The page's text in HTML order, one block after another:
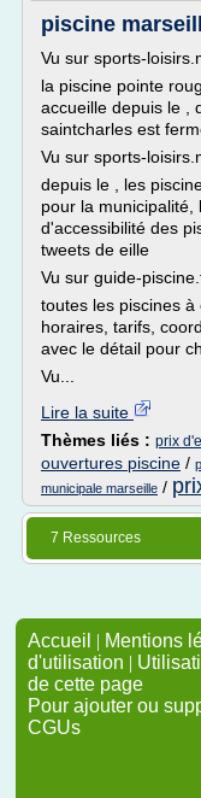
piscine
Vu sur sports-
la piscine pointe
accueille depuis le ,
saintcharles est
Vu sur sports-
depuis le , les
pour la
d'accessibilité des
tweets de eille
Vu sur guide-
toutes les piscines à
horaires, tarifs,
avec le détail pour
Vu...
Lire la suite
Thèmes liés : prix
ouvertures piscine /
municipale marseille /
7 Ressources
Accueil | Mentions
d'utilisation |
de cette page
Pour ajouter ou
CGUs